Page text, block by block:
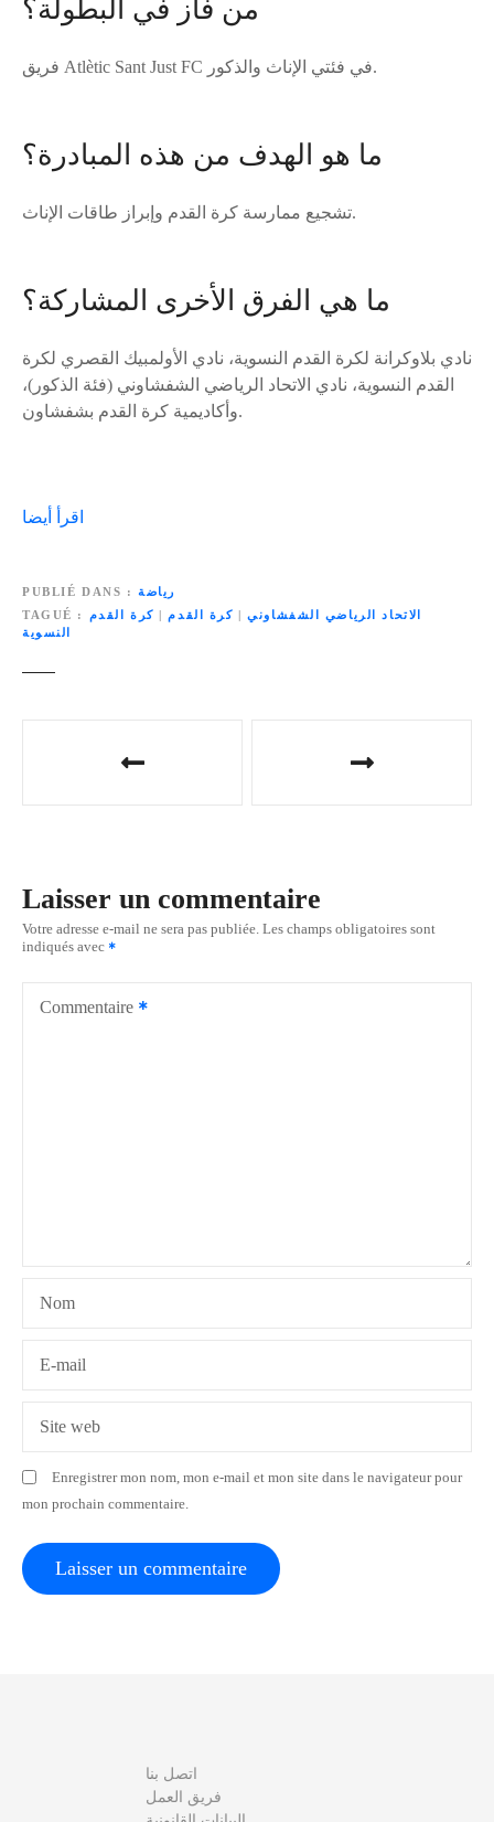
من فاز في البطولة؟
فريق Atlètic Sant Just FC في فئتي الإناث والذكور.
ما هو الهدف من هذه المبادرة؟
تشجيع ممارسة كرة القدم وإبراز طاقات الإناث.
ما هي الفرق الأخرى المشاركة؟
نادي بلاوكرانة لكرة القدم النسوية، نادي الأولمبيك القصري لكرة
القدم النسوية، نادي الاتحاد الرياضي الشفشاوني (فئة الذكور)،
وأكاديمية كرة القدم بشفشاون.
اقرأ أيضا
PUBLIÉ DANS
رياضة
TAGUÉ
الاتحاد الرياضي الشفشاوني| كرة القدم| كرة القدم
النسوية
g
a
t
i
c
l
Laisser un commentaire
Votre adresse e-mail ne sera pas publiée. Les champs obligatoires sont
indiqués avec
Commentaire
Nom
E-mail
Site web
Enregistrer mon nom, mon e-mail et mon site dans le navigateur pour
mon prochain commentaire.
اتصل بنا
فريق العمل